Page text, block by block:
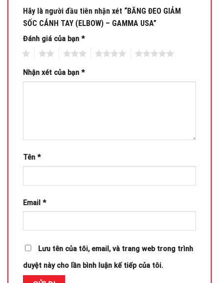
Hãy là người đầu tiên nhận xét “BĂNG ĐEO GIẢM
SỐC CÁNH TAY (ELBOW) – GAMMA USA”
Đánh giá của bạn *
Nhận xét của bạn *
Tên *
Email *
Lưu tên của tôi, email, và trang web trong trình
duyệt này cho lần bình luận kế tiếp của tôi.